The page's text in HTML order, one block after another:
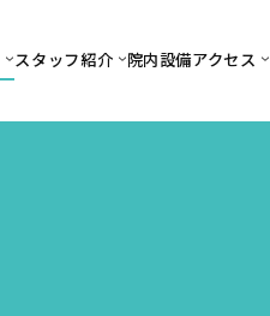
スタッフ紹介 院内設備アクセス